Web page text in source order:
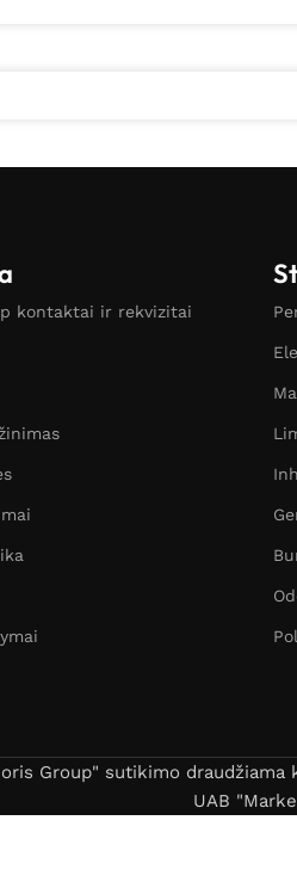
kontaktai ir rekvizitai
Group" sutikimo
UAB